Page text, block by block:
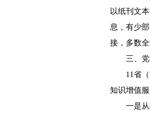
以纸刊文
息，有少
接，多数
三、
11省
知识增值
一是